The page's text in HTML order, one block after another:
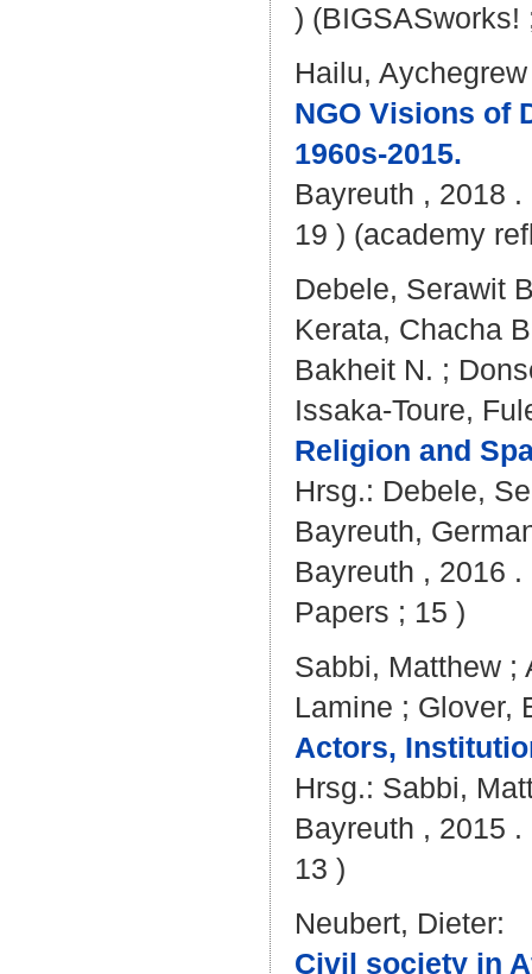
) (BIGSASworks!
Hailu,
NGO Visions of
1960s-2015.
Bayreuth , 2018
19 ) (academy
Debele, Serawit
Kerata, Chacha
Bakheit N. ;
Issaka-Toure,
Religion and
Hrsg.: Debele,
Bayreuth,
Bayreuth , 2016
Papers ; 15 )
Sabbi, Matthew ;
Lamine ; Glover,
Actors,
Hrsg.: Sabbi,
Bayreuth , 2015
13 )
Neubert, Dieter:
Civil society in